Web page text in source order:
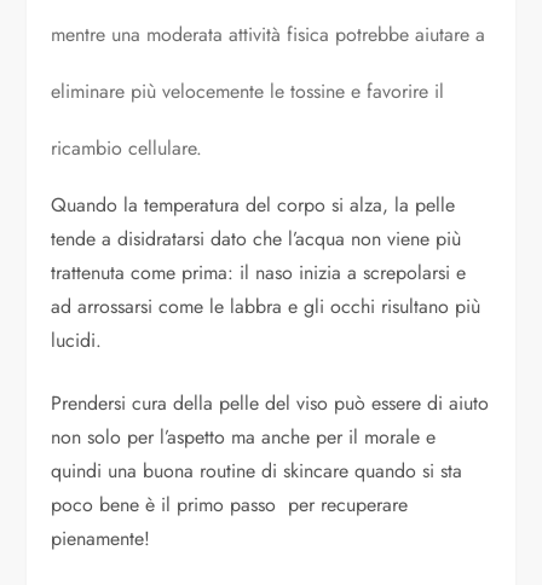
mentre una moderata attività fisica potrebbe aiutare a
eliminare più velocemente le tossine e favorire il
ricambio cellulare.
Quando la temperatura del corpo si alza, la pelle
tende a disidratarsi dato che l’acqua non viene più
trattenuta come prima: il naso inizia a screpolarsi e
ad arrossarsi come le labbra e gli occhi risultano più
lucidi.
Prendersi cura della pelle del viso può essere di aiuto
non solo per l’aspetto ma anche per il morale e
quindi una buona routine di skincare quando si sta
poco bene è il primo passo per recuperare
pienamente!